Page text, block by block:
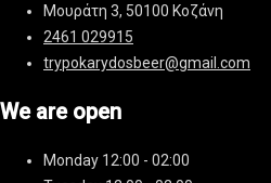
Μουράτη 3, 50100 Κοζάνη
2461 029915
trypokarydosbeer@gmail.com
We are open
Monday 12:00 - 02:00